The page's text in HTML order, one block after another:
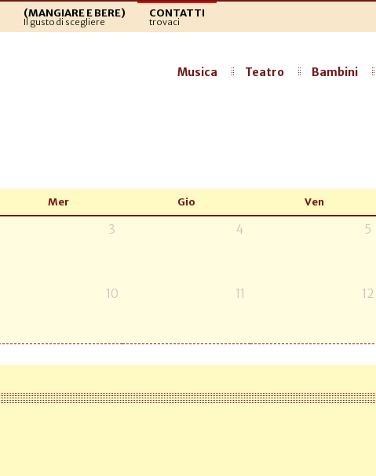
(MANGIARE E BERE)
Il gusto di scegliere
CONTATTI
trovaci
Musica Teatro Bambini
Mer Gio Ven
3 4 5
10 11 12